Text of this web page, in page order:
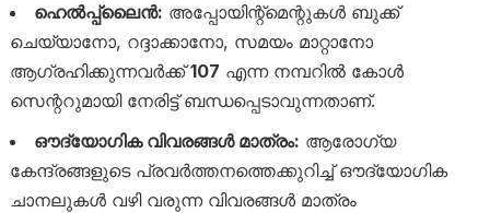
ഹെൽപ്പ്‌ലൈൻ: അപ്പോയിന്റ്മെന്റുകൾ ബുക്ക്
ചെയ്യാനോ, റദ്ദാക്കാനോ, സമയം മാറ്റാനോ
ആഗ്രഹിക്കുന്നവർക്ക്107 എന്ന നമ്പറിൽ കോൾ
സെന്ററുമായി നേരിട്ട് ബന്ധപ്പെടാവുന്നതാണ്.
ഔദ്യോഗിക വിവരങ്ങൾ മാത്രം: ആരോഗ്യ
കേന്ദ്രങ്ങളുടെ പ്രവർത്തനത്തെക്കുറിച്ച് ഔദ്യോഗിക
ചാനലുകൾ വഴി വരുന്ന വിവരങ്ങൾ മാത്രം